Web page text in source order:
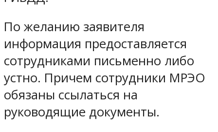
По желанию заявителя
информация предоставляется
сотрудниками письменно либо
устно. Причем сотрудники МРЭО
обязаны ссылаться на
руководящие документы.